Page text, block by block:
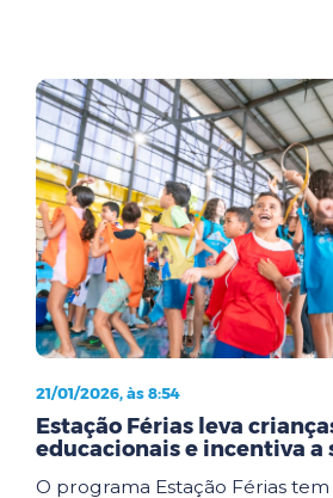
21/01/2026, às 8:54
Estação Férias leva
educacionais e incentiva a
O programa Estação Férias